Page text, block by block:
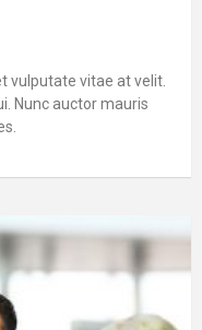
vulputate vitae at velit.
Nunc auctor mauris